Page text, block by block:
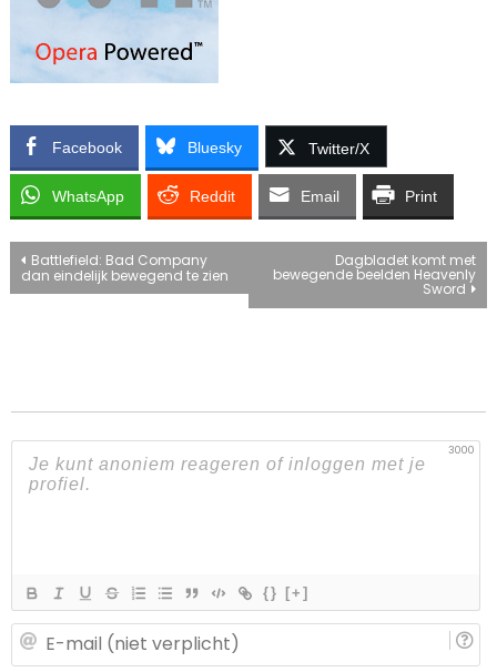
Facebook Bluesky Twitter/X
WhatsApp Reddit Email Print
Bericht
Battlefield: Bad Company
dan eindelijk bewegend te zien
Dagbladet komt met
bewegende beelden Heavenly
Sword
3000
{} [+]